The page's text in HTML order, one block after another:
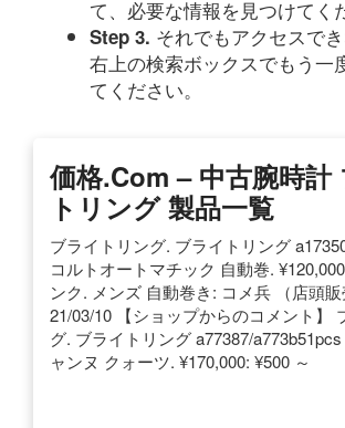
て、必要な情報を見つけてく
Step 3. それでもアクセスでき
右上の検索ボックスでもう一
てください。
価格.com – 中古腕時計
トリング 製品一覧
ブライトリング. ブライトリング
コルトオートマチック 自動巻.
ンク. メンズ 自動巻き: コメ兵 （店頭販
21/03/10 【ショップからのコメント】
グ. ブライトリング a77387/
ャンヌ クォーツ. ¥170,000: ¥500 ～